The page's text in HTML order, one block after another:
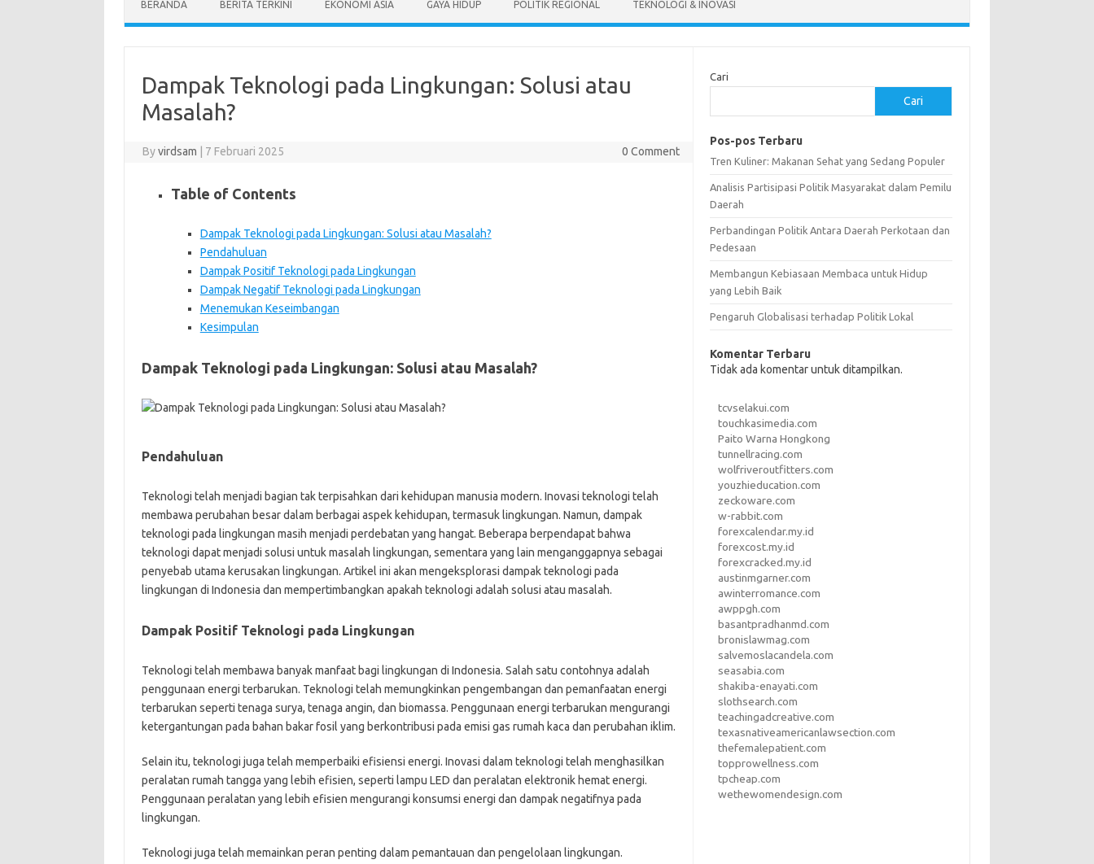
BERANDA BERITA TERKINI EKONOMI ASIA GAYA HIDUP POLITIK REGIONAL TEKNOLOGI & INOVASI
Dampak Teknologi pada Lingkungan: Solusi atau
Masalah?
Byvirdsam 7 Februari 2025 0 Comment
Table of Contents
Dampak Teknologi pada Lingkungan: Solusi atau Masalah?
Pendahuluan
Dampak Positif Teknologi pada Lingkungan
Dampak Negatif Teknologi pada Lingkungan
Menemukan Keseimbangan
Kesimpulan
Dampak Teknologi pada Lingkungan: Solusi atau Masalah?
Pendahuluan
Teknologi telah menjadi bagian tak terpisahkan dari kehidupan manusia modern. Inovasi teknologi telah
membawa perubahan besar dalam berbagai aspek kehidupan, termasuk lingkungan. Namun, dampak
teknologi pada lingkungan masih menjadi perdebatan yang hangat. Beberapa berpendapat bahwa
teknologi dapat menjadi solusi untuk masalah lingkungan, sementara yang lain menganggapnya sebagai
penyebab utama kerusakan lingkungan. Artikel ini akan mengeksplorasi dampak teknologi pada
lingkungan di Indonesia dan mempertimbangkan apakah teknologi adalah solusi atau masalah.
Dampak Positif Teknologi pada Lingkungan
Teknologi telah membawa banyak manfaat bagi lingkungan di Indonesia. Salah satu contohnya adalah
penggunaan energi terbarukan. Teknologi telah memungkinkan pengembangan dan pemanfaatan energi
terbarukan seperti tenaga surya, tenaga angin, dan biomassa. Penggunaan energi terbarukan mengurangi
ketergantungan pada bahan bakar fosil yang berkontribusi pada emisi gas rumah kaca dan perubahan iklim.
Selain itu, teknologi juga telah memperbaiki efisiensi energi. Inovasi dalam teknologi telah menghasilkan
peralatan rumah tangga yang lebih efisien, seperti lampu LED dan peralatan elektronik hemat energi.
Penggunaan peralatan yang lebih efisien mengurangi konsumsi energi dan dampak negatifnya pada
lingkungan.
Teknologi juga telah memainkan peran penting dalam pemantauan dan pengelolaan lingkungan.
Cari
Cari
Pos-pos Terbaru
Tren Kuliner: Makanan Sehat yang Sedang Populer
Analisis Partisipasi Politik Masyarakat dalam Pemilu
Daerah
Perbandingan Politik Antara Daerah Perkotaan dan
Pedesaan
Membangun Kebiasaan Membaca untuk Hidup
yang Lebih Baik
Pengaruh Globalisasi terhadap Politik Lokal
Komentar Terbaru
Tidak ada komentar untuk ditampilkan.
tcvselakui.com
touchkasimedia.com
Paito Warna Hongkong
tunnellracing.com
wolfriveroutfitters.com
youzhieducation.com
zeckoware.com
w-rabbit.com
forexcalendar.my.id
forexcost.my.id
forexcracked.my.id
austinmgarner.com
awinterromance.com
awppgh.com
basantpradhanmd.com
bronislawmag.com
salvemoslacandela.com
seasabia.com
shakiba-enayati.com
slothsearch.com
teachingadcreative.com
texasnativeamericanlawsection.com
thefemalepatient.com
topprowellness.com
tpcheap.com
wethewomendesign.com